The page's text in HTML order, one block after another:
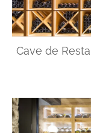
Cave de